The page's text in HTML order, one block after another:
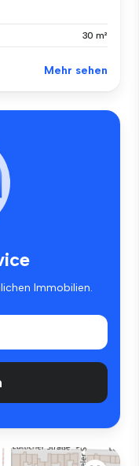
30 m²
Mehr sehen
Immobilien.